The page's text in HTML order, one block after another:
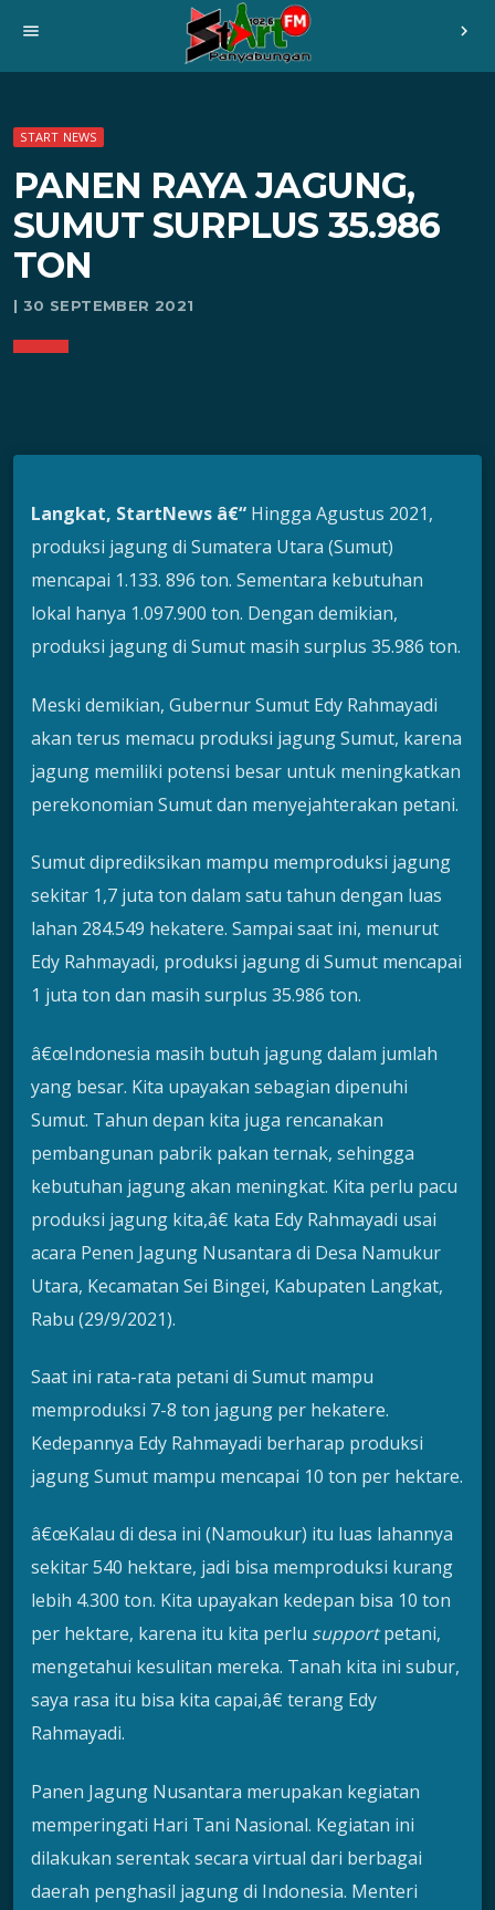
menu chevron_right
START NEWS
PANEN RAYA JAGUNG,
SUMUT SURPLUS 35.986
TON
| 30 SEPTEMBER 2021
Langkat, StartNews â€“ Hingga Agustus 2021,
produksi jagung di Sumatera Utara (Sumut)
mencapai 1.133. 896 ton. Sementara kebutuhan
lokal hanya 1.097.900 ton. Dengan demikian,
produksi jagung di Sumut masih surplus 35.986 ton.
Meski demikian, Gubernur Sumut Edy Rahmayadi
akan terus memacu produksi jagung Sumut, karena
jagung memiliki potensi besar untuk meningkatkan
perekonomian Sumut dan menyejahterakan petani.
Sumut diprediksikan mampu memproduksi jagung
sekitar 1,7 juta ton dalam satu tahun dengan luas
lahan 284.549 hekatere. Sampai saat ini, menurut
Edy Rahmayadi, produksi jagung di Sumut mencapai
1 juta ton dan masih surplus 35.986 ton.
â€œIndonesia masih butuh jagung dalam jumlah
yang besar. Kita upayakan sebagian dipenuhi
Sumut. Tahun depan kita juga rencanakan
pembangunan pabrik pakan ternak, sehingga
kebutuhan jagung akan meningkat. Kita perlu pacu
produksi jagung kita,â€ kata Edy Rahmayadi usai
acara Penen Jagung Nusantara di Desa Namukur
Utara, Kecamatan Sei Bingei, Kabupaten Langkat,
Rabu (29/9/2021).
Saat ini rata-rata petani di Sumut mampu
memproduksi 7-8 ton jagung per hekatere.
Kedepannya Edy Rahmayadi berharap produksi
jagung Sumut mampu mencapai 10 ton per hektare.
â€œKalau di desa ini (Namoukur) itu luas lahannya
sekitar 540 hektare, jadi bisa memproduksi kurang
lebih 4.300 ton. Kita upayakan kedepan bisa 10 ton
per hektare, karena itu kita perlu supportpetani,
mengetahui kesulitan mereka. Tanah kita ini subur,
saya rasa itu bisa kita capai,â€ terang Edy
Rahmayadi.
Panen Jagung Nusantara merupakan kegiatan
memperingati Hari Tani Nasional. Kegiatan ini
dilakukan serentak secara virtual dari berbagai
daerah penghasil jagung di Indonesia. Menteri